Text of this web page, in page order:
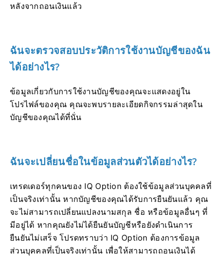
หลังจากถอนเงินแล้ว
ฉันจะตรวจสอบประวัติการใช้งานบัญชีของฉัน
ได้อย่างไร?
ข้อมูลเกี่ยวกับการใช้งานบัญชีของคุณจะแสดงอยู่ใน
โปรไฟล์ของคุณ คุณจะพบรายละเอียดกิจกรรมล่าสุดใน
บัญชีของคุณได้ที่นั่น
ฉันจะเปลี่ยนชื่อในข้อมูลส่วนตัวได้อย่างไร?
เทรดเดอร์ทุกคนของ IQ Option ต้องใช้ข้อมูลส่วนบุคคลที่
เป็นจริงเท่านั้น หากบัญชีของคุณได้รับการยืนยันแล้ว คุณ
จะไม่สามารถเปลี่ยนแปลงนามสกุล ชื่อ หรือข้อมูลอื่นๆ ที่
มีอยู่ได้ หากคุณยังไม่ได้ยืนยันบัญชีหรือยังดำเนินการ
ยืนยันไม่เสร็จ โปรดทราบว่า IQ Option ต้องการข้อมูล
ส่วนบุคคลที่เป็นจริงเท่านั้น เพื่อให้สามารถถอนเงินได้